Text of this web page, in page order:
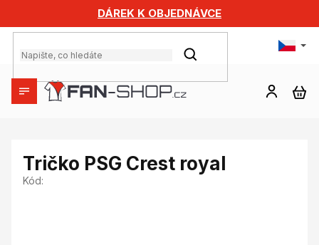
obsah
DÁREK K OBJEDNÁVCE
HLEDAT
Tričko PSG Crest royal
Kód: